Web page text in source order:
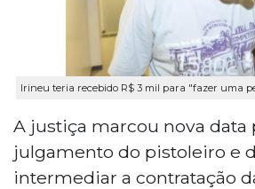
Irineu teria recebido R$ 3 mil para "fazer uma
A justiça marcou nova data
julgamento do pistoleiro e
intermediar a contratação